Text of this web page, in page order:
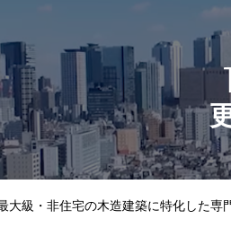
大級・非住宅の木造建築に特化した専